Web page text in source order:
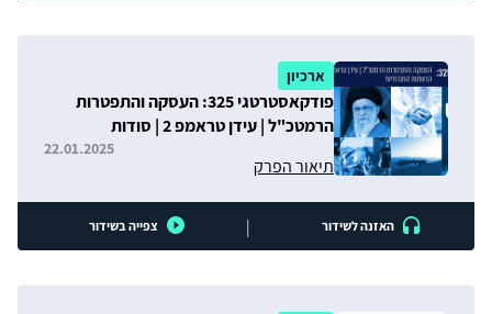
ארכיון
פודקאסטרטגי 325: העסקה והתפטרות
הרמטכ"ל | עידן טראמפ 2 | סודות
תיאור הפרק
22.01.2025
האזנה לשידור | צפייה בשידור